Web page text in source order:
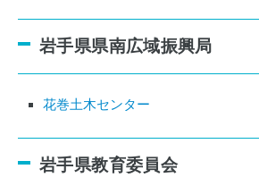
岩手県県南広域振興局
花巻土木センター
岩手県教育委員会